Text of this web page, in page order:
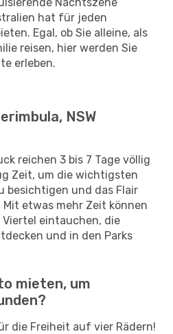
hat für jeden
Egal, ob Sie alleine, als
reisen, hier werden Sie
erleben.
NSW
reichen 3 bis 7 Tage völlig
Zeit, um die wichtigsten
besichtigen und das Flair
etwas mehr Zeit können
eintauchen, die
und in den Parks
mieten, um
die Freiheit auf vier Rädern!